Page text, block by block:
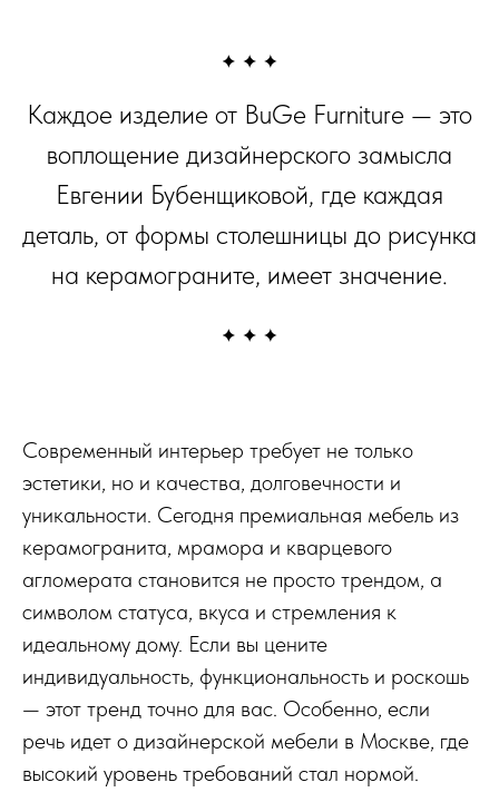
Каждое изделие от BuGe Furniture — это
воплощение дизайнерского замысла
Евгении Бубенщиковой, где каждая
деталь, от формы столешницы до рисунка
на керамограните, имеет значение.
Современный интерьер требует не только
эстетики, но и качества, долговечности и
уникальности. Сегодня премиальная мебель из
керамогранита, мрамора и кварцевого
агломерата становится не просто трендом, а
символом статуса, вкуса и стремления к
идеальному дому. Если вы цените
индивидуальность, функциональность и роскошь
— этот тренд точно для вас. Особенно, если
речь идет о дизайнерской мебели в Москве, где
высокий уровень требований стал нормой.